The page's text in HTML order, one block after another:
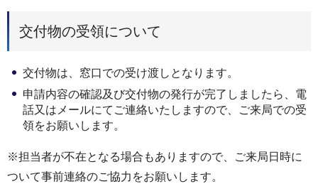
交付物の受領について
交付物は、窓口での受け渡しとなります。
申請内容の確認及び交付物の発行が完了しましたら、電
話又はメールにてご連絡いたしますので、ご来局での受
領をお願いします。
※担当者が不在となる場合もありますので、ご来局日時に
ついて事前連絡のご協力をお願いします。